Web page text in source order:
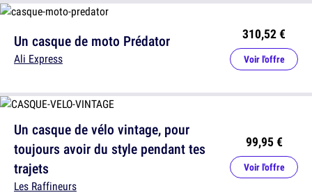
Un casque de moto Prédator
Ali Express
310,52 €
Voir l'offre
Un casque de vélo vintage, pour
toujours avoir du style pendant tes
trajets
Les Raffineurs
99,95 €
Voir l'offre